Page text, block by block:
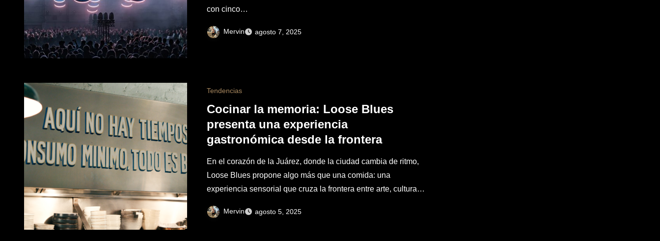
con cinco…
Mervin agosto 7, 2025
Tendencias
Cocinar la memoria: Loose Blues
presenta una experiencia
gastronómica desde la frontera
En el corazón de la Juárez, donde la ciudad cambia de ritmo,
Loose Blues propone algo más que una comida: una
experiencia sensorial que cruza la frontera entre arte, cultura…
Mervin agosto 5, 2025